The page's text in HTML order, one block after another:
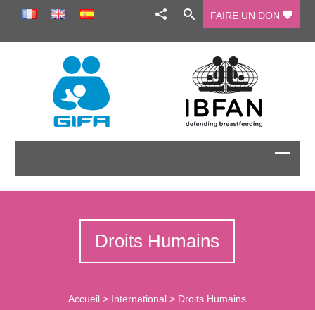
FAIRE UN DON
Droits Humains
Accueil > International > Droits Humains